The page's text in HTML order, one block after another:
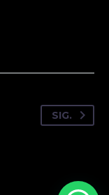
SIG.